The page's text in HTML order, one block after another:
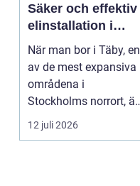
Säker och effektiv
elinstallation i
norrort
När man bor i Täby, en
av de mest expansiva
områdena i
Stockholms norrort, är
b...
12 juli 2026